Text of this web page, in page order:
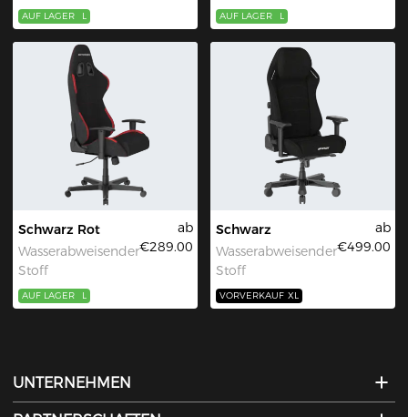
AUF LAGER L AUF LAGER L
Schwarz Rot
Wasserabweisender
Stoff
ab
€289.00
AUF LAGER L
Schwarz
Wasserabweisender
Stoff
ab
€499.00
VORVERKAUF XL
UNTERNEHMEN